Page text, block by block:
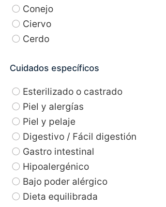
Conejo
Ciervo
Cerdo
Cuidados específicos
Esterilizado o castrado
Piel y alergías
Piel y pelaje
Digestivo / Fácil digestión
Gastro intestinal
Hipoalergénico
Bajo poder alérgico
Dieta equilibrada